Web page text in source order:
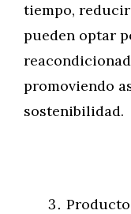
tiempo,
pueden optar
promoviendo
sostenibilidad.